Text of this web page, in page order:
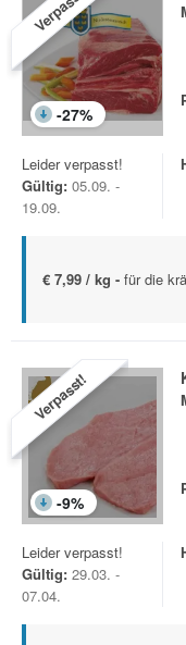
-27%
Leider verpasst!
Gültig: 05.09. -
19.09.
€ 7,99 / kg - für die
Verpasst!
-9%
Leider verpasst!
Gültig: 29.03. -
07.04.